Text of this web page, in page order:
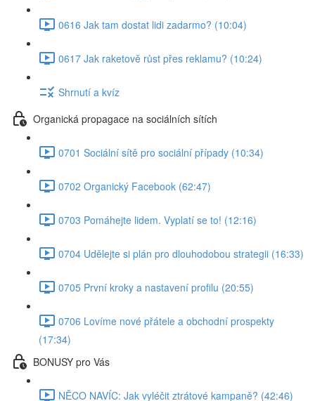
0616 Jak tam dostat lidi zadarmo? (10:04)
0617 Jak raketově růst přes reklamu? (10:24)
Shrnutí a kvíz
Organická propagace na sociálních sítích
0701 Sociální sítě pro sociální případy (10:34)
0702 Organický Facebook (62:47)
0703 Pomáhejte lidem. Vyplatí se to! (12:16)
0704 Udělejte si plán pro dlouhodobou strategii (16:33)
0705 První kroky a nastavení profilu (20:55)
0706 Lovíme nové přátele a obchodní prospekty
(17:34)
BONUSY pro Vás
NĚCO NAVÍC: Jak vyléčit ztrátové kampaně? (42:46)